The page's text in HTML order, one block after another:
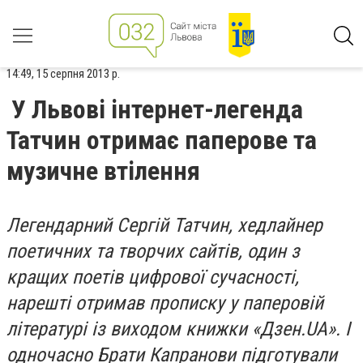
14:49, 15 серпня 2013 р.
У Львові інтернет-легенда
Татчин отримає паперове та
музичне втілення
Легендарний Сергій Татчин, хедлайнер
поетичних та творчих сайтів, один з
кращих поетів цифрової сучасності,
нарешті отримав прописку у паперовій
літературі із виходом книжки «Дзен.UA». І
одночасно Брати Капранови підготували